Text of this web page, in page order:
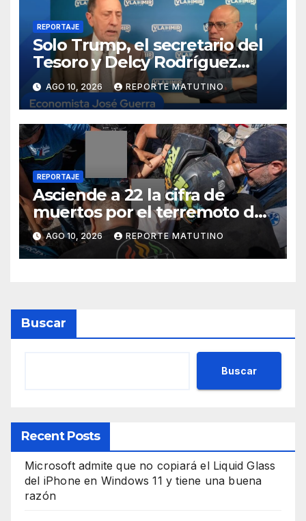
REPORTAJE
Solo Trump, el secretario del
Tesoro y Delcy Rodríguez
saben dónde están los reales
del petróleo
AGO 10, 2026 REPORTE MATUTINO
REPORTAJE
Asciende a 22 la cifra de
muertos por el terremoto de
magnitud 7.4 en Colombia
AGO 10, 2026 REPORTE MATUTINO
Buscar
Buscar
Recent Posts
Microsoft admite que no copiará el Liquid Glass
del iPhone en Windows 11 y tiene una buena
razón